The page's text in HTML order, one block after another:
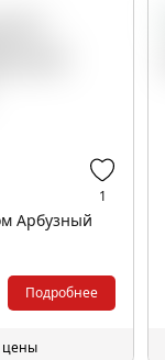
1
Арбузный
Подробнее
цены